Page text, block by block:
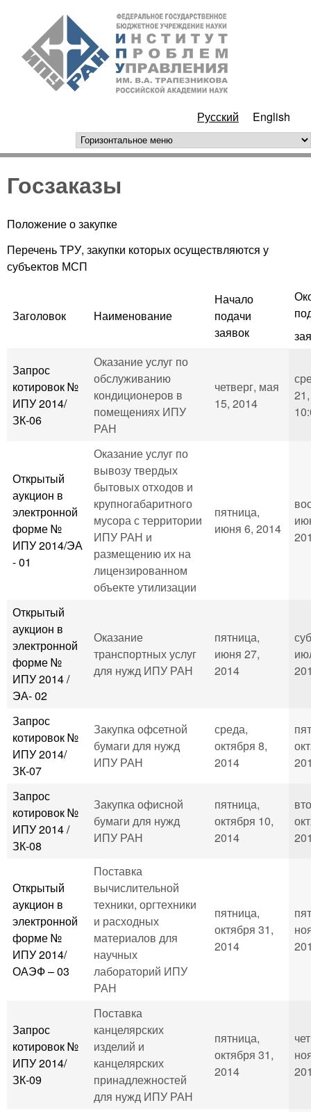
Перейти к основному
содержанию
РАН
Русский English
горизонтальное меню
Госзаказы
Положение о закупке
Перечень ТРУ, закупки которых осуществляются у
субъектов МСП
Заголовок Наименование
Начало
подачи
заявок
Запрос
котировок №
ИПУ 2014/
ЗК-06
Оказание услуг по
обслуживанию
кондиционеров в
помещениях ИПУ
РАН
четверг, мая
15, 2014
Открытый
аукцион в
электронной
форме №
ИПУ 2014/ЭА
- 01
Оказание услуг по
вывозу твердых
бытовых отходов и
крупногабаритного
мусора с территории
ИПУ РАН и
размещению их на
лицензированном
объекте утилизации
пятница,
июня 6, 2014
Открытый
аукцион в
электронной
форме №
ИПУ 2014 /
ЭА- 02
Оказание
транспортных услуг
для нужд ИПУ РАН
пятница,
июня 27,
2014
Запрос
котировок №
ИПУ 2014/
ЗК-07
Закупка офсетной
бумаги для нужд
ИПУ РАН
среда,
октября 8,
2014
Запрос
котировок №
ИПУ 2014 /
ЗК-08
Закупка офисной
бумаги для нужд
ИПУ РАН
пятница,
октября 10,
2014
Открытый
аукцион в
электронной
форме №
ИПУ 2014/
ОАЭФ – 03
Поставка
вычислительной
техники, оргтехники
и расходных
материалов для
научных
лабораторий ИПУ
РАН
пятница,
октября 31,
2014
Запрос
котировок №
ИПУ 2014/
ЗК-09
Поставка
канцелярских
изделий и
канцелярских
принадлежностей
для нужд ИПУ РАН
пятница,
октября 31,
2014